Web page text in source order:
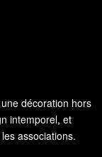
décoration hors
intemporel, et
associations.